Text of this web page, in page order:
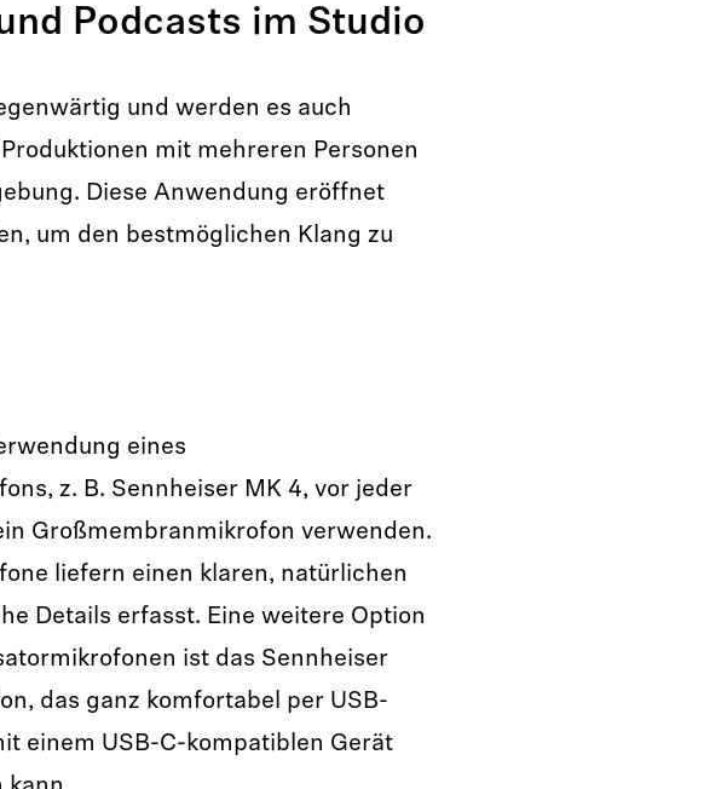
Podcasts im Studio
und werden es auch
mit mehreren Personen
Diese Anwendung eröffnet
um den bestmöglichen Klang zu
eines
z. B. Sennheiser MK 4, vor jeder
Großmembranmikrofon verwenden.
liefern einen klaren, natürlichen
Details erfasst. Eine weitere Option
ist das Sennheiser
das ganz komfortabel per USB-
einem USB-C-kompatiblen Gerät